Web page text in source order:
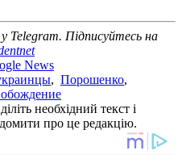
Telegram. Підписуйтесь на
News
, Порошенко,
необхідний текст і
про це редакцію.